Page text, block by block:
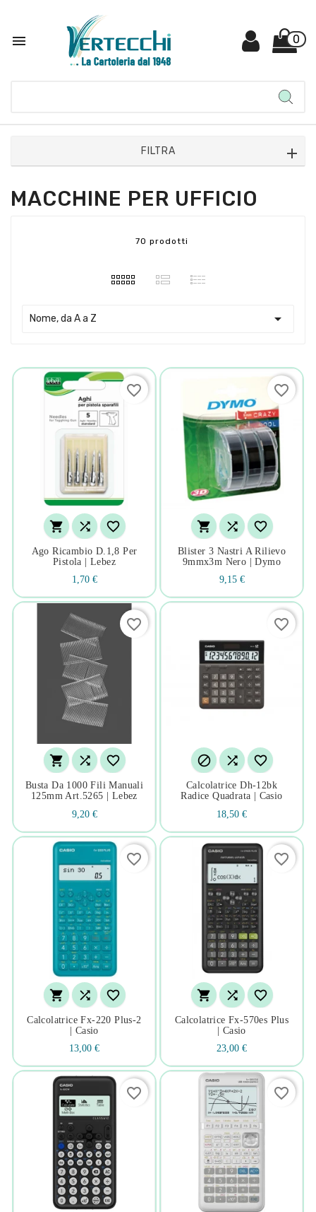
 0
FILTRA
MACCHINE PER UFFICIO
70 prodotti
Nome, da A a Z 
  
Ago Ricambio D.1,8 Per
Pistola | Lebez
1,70 €
favorite_border
  
Blister 3 Nastri A Rilievo
9mmx3m Nero | Dymo
9,15 €
favorite_border
  
Busta Da 1000 Fili Manuali
125mm Art.5265 | Lebez
9,20 €
favorite_border
  
Calcolatrice Dh-12bk
Radice Quadrata | Casio
18,50 €
favorite_border
  
Calcolatrice Fx-220 Plus-2
| Casio
13,00 €
favorite_border
  
Calcolatrice Fx-570es Plus
| Casio
23,00 €
favorite_border
favorite_border favorite_border